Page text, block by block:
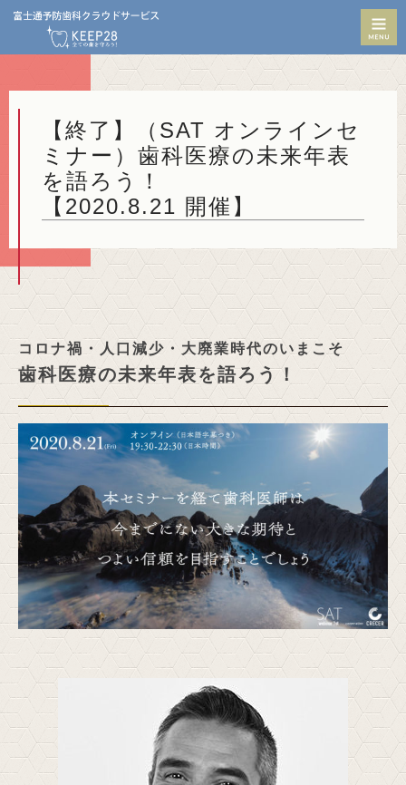
【終了】（SAT オンラインセ
ミナー）歯科医療の未来年表
を語ろう！
【2020.8.21 開催】
コロナ禍・人口減少・大廃業時代のいまこそ
歯科医療の未来年表を語ろう！